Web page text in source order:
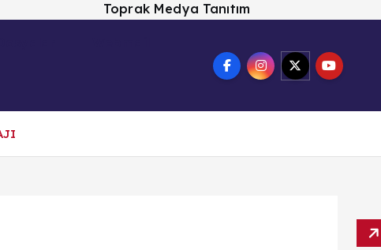
Toprak Medya Tanıtım